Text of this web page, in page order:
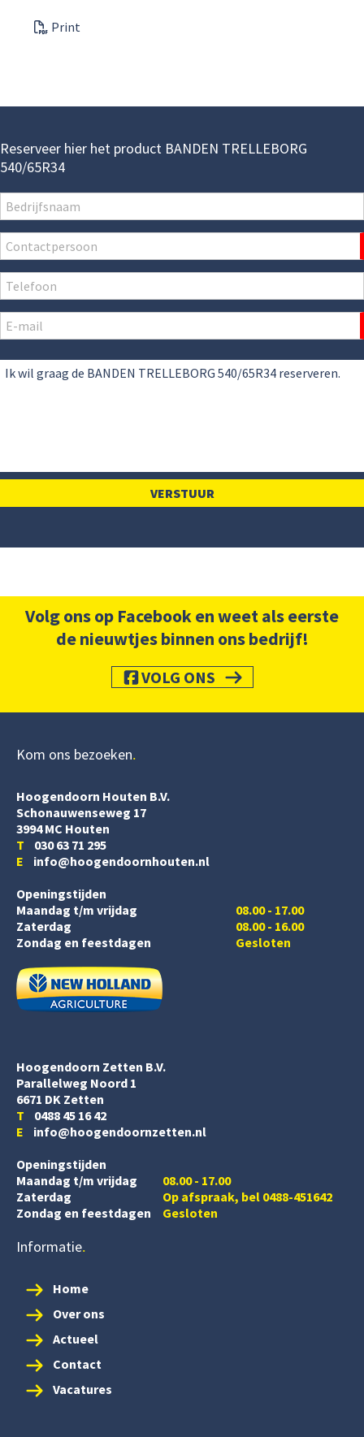
Print
Reserveer hier het product BANDEN TRELLEBORG
540/65R34
Volg ons op Facebook en weet als eerste
de nieuwtjes binnen ons bedrijf!
VOLG ONS
Kom ons bezoeken
Hoogendoorn Houten B.V.
Schonauwenseweg 17
3994 MC Houten
T 030 63 71 295
E info@hoogendoornhouten.nl
Openingstijden
Maandag t/m vrijdag
Zaterdag
08.00 - 17.00
08.00 - 16.00
Zondag en feestdagen
Gesloten
Hoogendoorn Zetten B.V.
Parallelweg Noord 1
6671 DK Zetten
T 0488 45 16 42
E info@hoogendoornzetten.nl
Openingstijden
Maandag t/m vrijdag
08.00 - 17.00
Zaterdag
Op afspraak, bel 0488-451642
Zondag en feestdagen
Gesloten
Informatie
Home
Over ons
Actueel
Contact
Vacatures